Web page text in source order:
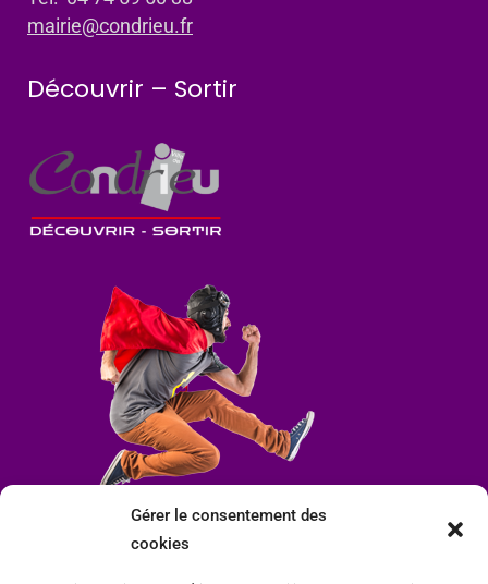
Gérer le consentement des
cookies
mairie@condrieu.fr
Découvrir – Sortir